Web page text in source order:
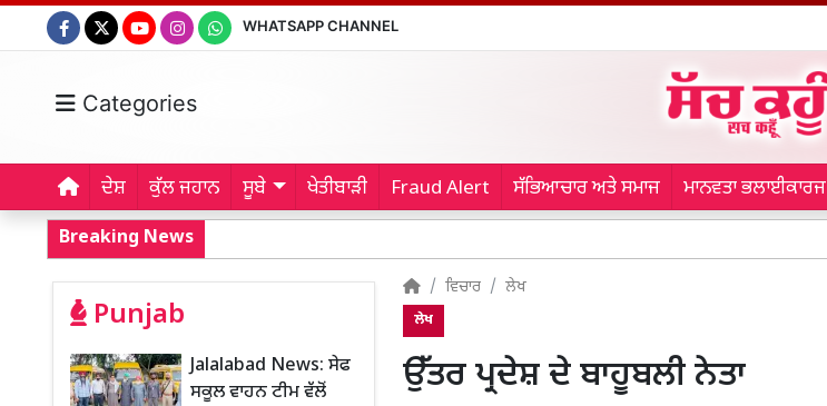
WHATSAPP CHANNEL
Categories
ਦੇਸ਼ ਕੁੱਲ ਜਹਾਨ ਸੂਬੇ ਖੇਤੀਬਾੜੀ Fraud Alert ਸੱਭਿਆਚਾਰ ਅਤੇ ਸਮਾਜ ਮਾਨਵਤਾ ਭਲਾਈਕਾਰਜ
Breaking News
Punjab
Jalalabad News: ਸੇਫ
ਸਕੂਲ ਵਾਹਨ ਟੀਮ ਵੱਲੋਂ
ਵਿਚਾਰ ਲੇਖ
ਲੇਖ
ਉੱਤਰ ਪ੍ਰਦੇਸ਼ ਦੇ ਬਾਹੂਬਲੀ ਨੇਤਾ